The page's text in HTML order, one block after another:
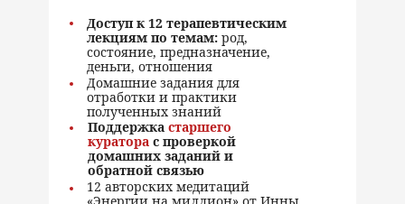
Доступ к 12 терапевтическим
лекциям по темам: род,
состояние, предназначение,
деньги, отношения
Домашние задания для
отработки и практики
полученных знаний
Поддержка старшего
куратора с проверкой
домашних заданий и
обратной связью
12 авторских медитаций